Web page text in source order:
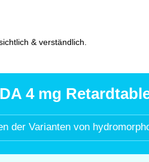
& verständlich.
4 mg
der Varianten von